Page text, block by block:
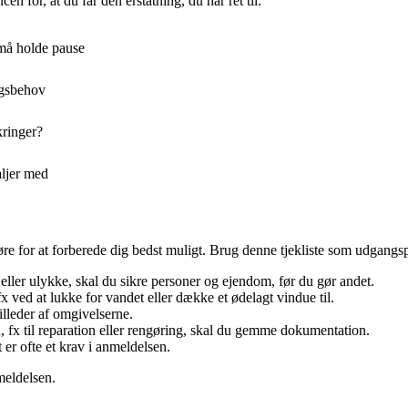
holde pause
med
for at forberede dig bedst muligt. Brug denne tjekliste som
ulykke, skal du sikre personer og ejendom, før du gør andet.
ved at lukke for vandet eller dække et ødelagt vindue til.
af omgivelserne.
til reparation eller rengøring, skal du gemme dokumentation.
ofte et krav i anmeldelsen.